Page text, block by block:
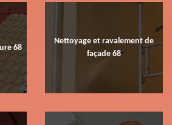
68
Nettoyage et ravalement de
façade 68